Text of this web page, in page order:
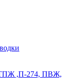
,П-274, ПВЖ,